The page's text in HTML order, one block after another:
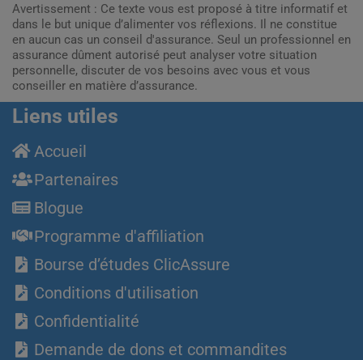
Avertissement : Ce texte vous est proposé à titre informatif et
dans le but unique d’alimenter vos réflexions. Il ne constitue
en aucun cas un conseil d'assurance. Seul un professionnel en
assurance dûment autorisé peut analyser votre situation
personnelle, discuter de vos besoins avec vous et vous
conseiller en matière d’assurance.
Liens utiles
Accueil
Partenaires
Blogue
Programme d'affiliation
Bourse d’études ClicAssure
Conditions d'utilisation
Confidentialité
Demande de dons et commandites